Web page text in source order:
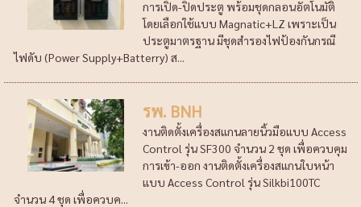
การเปิด-ปิดประตู พร้อมชุดกลอนอัตโนมัติ
โดยเลือกใช้แบบ Magnatic+LZ เพราะเป็น
ประตูมาตรฐาน มีชุดสำรองไฟป้องกันกรณี
ไฟดับ (Power Supply+Batterry) ส...
รพ. BNH
งานติดตั้งเครื่องสแกนลายนิ้วมือแบบ Access
Control รุ่น SF300 จำนวน 2 ชุด เพื่อควบคุม
การเข้า-ออก งานติดตั้งเครื่องสแกนใบหน้า
แบบ Access Control รุ่น Silkbi100TC
จำนวน 4 ชุด เพื่อควบค...